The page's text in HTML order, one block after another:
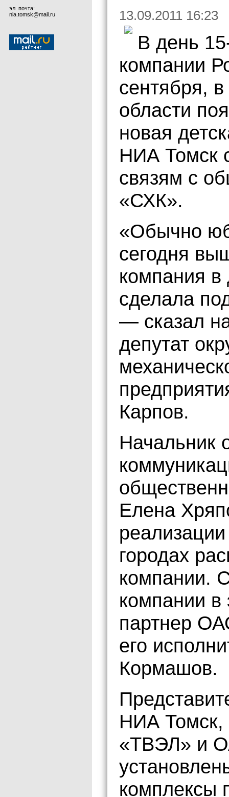
эл. почта:
nia.tomsk@mail.ru
13.09.2011 16:23
В день
компании
сентября,
области
новая
НИА Томск
связям с
«СХК».
«Обычно
сегодня
компания в
сделала
— сказал
депутат
Карпов.
Начальник
Елена
городах
компании.
компании в
партнер
его
Кормашов.
НИА Томск,
«ТВЭЛ» и
комплексы